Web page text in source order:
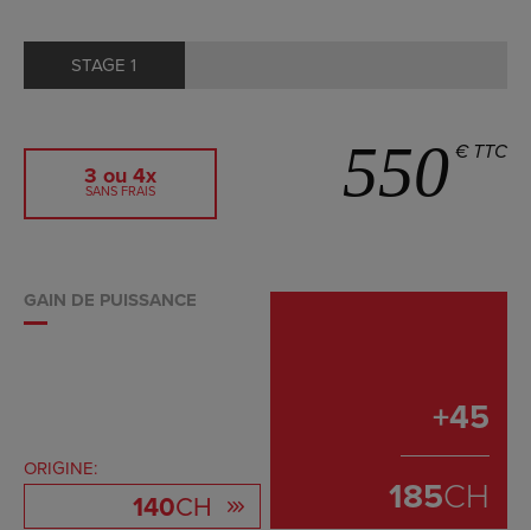
STAGE 1
3 ou 4x
SANS FRAIS 550 € TTC
GAIN DE PUISSANCE
ORIGINE:
140CH
+45
185CH